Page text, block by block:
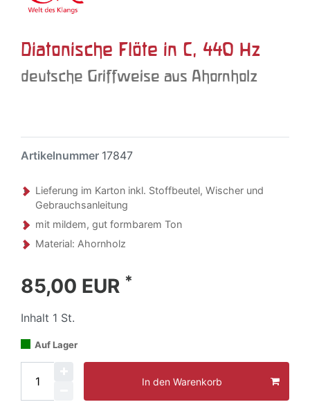
Diatonische Flöte in C, 440 Hz
deutsche Griffweise aus Ahornholz
Artikelnummer 17847
Lieferung im Karton inkl. Stoffbeutel, Wischer und
Gebrauchsanleitung
mit mildem, gut formbarem Ton
Material: Ahornholz
85,00 EUR *
Inhalt 1 St.
Auf Lager
In den Warenkorb